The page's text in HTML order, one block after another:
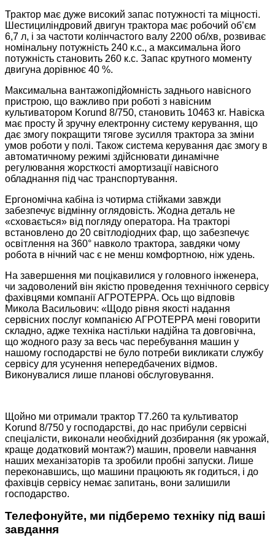
Трактор має дуже високий запас потужності та міцності.
Шестициліндровий двигун трактора має робочий об’єм
6,7 л, і за частоти колінчастого валу 2200 об/хв, розвиває
номінальну потужність 240 к.с., а максимальна його
потужність становить 260 к.с. Запас крутного моменту
двигуна дорівнює 40 %.
Максимальна вантажопідйомність заднього навісного
пристрою, що важливо при роботі з навісним
культиватором Korund 8/750, становить 10463 кг. Навіска
має просту й зручну електронну систему керування, що
дає змогу покращити тягове зусилля трактора за зміни
умов роботи у полі. Також система керування дає змогу в
автоматичному режимі здійснювати динамічне
регулювання жорсткості амортизації навісного
обладнання під час транспортування.
Ергономічна кабіна із чотирма стійками завжди
забезпечує відмінну оглядовість. Жодна деталь не
«сховається» від погляду оператора. На тракторі
встановлено до 20 світлодіодних фар, що забезпечує
освітлення на 360° навколо трактора, завдяки чому
робота в нічний час є не менш комфортною, ніж удень.
На завершення ми поцікавилися у головного інженера,
чи задоволений він якістю проведення технічного сервісу
фахівцями компанії АГРОТЕРРА. Ось що відповів
Микола Васильович: «Щодо рівня якості надання
сервісних послуг компанією АГРОТЕРРА мені говорити
складно, адже техніка настільки надійна та довговічна,
що жодного разу за весь час перебування машин у
нашому господарстві не було потреби викликати службу
сервісу для усунення непередбачених відмов.
Виконувалися лише планові обслуговування.
Щойно ми отримали трактор Т7.260 та культиватор
Korund 8/750 у господарстві, до нас прибули сервісні
спеціалісти, виконали необхідний дозбирання (як урожай,
краще додатковий монтаж?) машин, провели навчання
наших механізаторів та зробили пробні запуски. Лише
переконавшись, що машини працюють як годиться, і до
фахівців сервісу немає запитань, вони залишили
господарство.
Телефонуйте, ми підберемо техніку під ваші
завдання